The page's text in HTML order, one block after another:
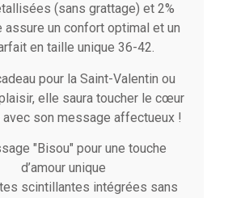
(sans grattage) et 2%
assure un confort optimal et un
en taille unique 36-42.
pour la Saint-Valentin ou
elle saura toucher le cœur
son message affectueux !
"Bisou" pour une touche
d’amour unique
scintillantes intégrées sans